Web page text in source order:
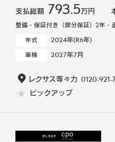
支払総額 793.5万円
整備・保証付き（部分保証）2年・
年式
2024年(R6年)
車検 2027年7月
レクサス等々力 0120-921-
ピックアップ